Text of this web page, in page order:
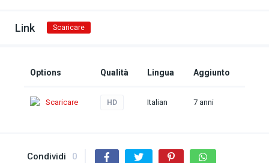
Link Scaricare
Options Qualità Lingua Aggiunto
Scaricare HD Italian 7 anni
Condividi 0